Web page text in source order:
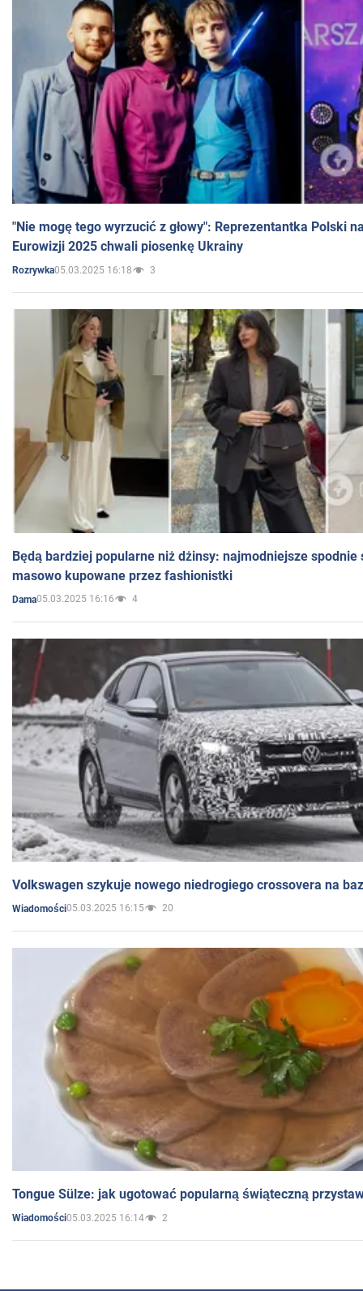
"Nie mogę tego wyrzucić z głowy": Reprezentantka Polski
Eurowizji 2025 chwali piosenkę Ukrainy
Rozrywka05.03.2025 16:18 3
Będą bardziej popularne niż dżinsy: najmodniejsze spodnie
masowo kupowane przez fashionistki
Dama05.03.2025 16:16 4
Volkswagen szykuje nowego niedrogiego crossovera na
Wiadomości05.03.2025 16:15 20
Tongue Sülze: jak ugotować popularną świąteczną
Wiadomości05.03.2025 16:14 2